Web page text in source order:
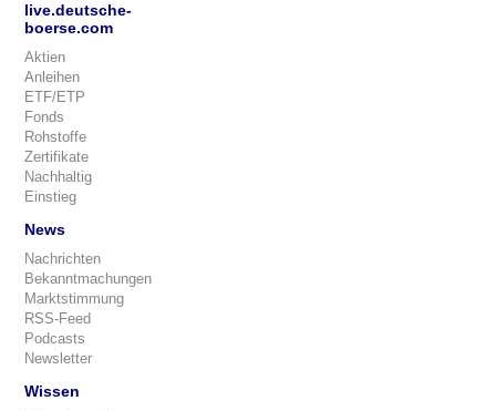
live.deutsche-
boerse.com
Aktien
Anleihen
ETF/ETP
Fonds
Rohstoffe
Zertifikate
Nachhaltig
Einstieg
News
Nachrichten
Bekanntmachungen
Marktstimmung
RSS-Feed
Podcasts
Newsletter
Wissen